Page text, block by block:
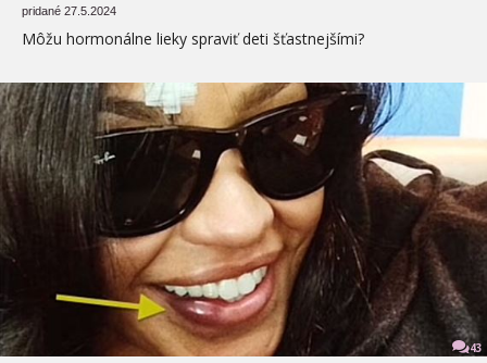
pridané 27.5.2024
Môžu hormonálne lieky spraviť deti šťastnejšími?
43